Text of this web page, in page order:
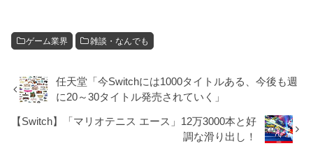
ゲーム業界 雑談・なんでも
任天堂「今Switchには1000タイトルある、今後も週
に20～30タイトル発売されていく」
【Switch】「マリオテニス エース」12万3000本と好
調な滑り出し！